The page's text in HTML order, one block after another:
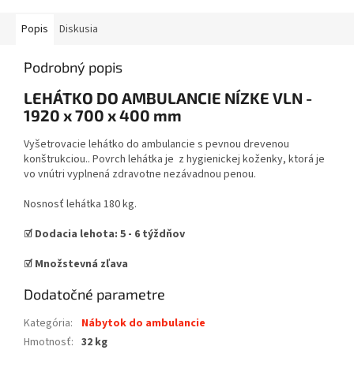
Popis Diskusia
Podrobný popis
LEHÁTKO DO AMBULANCIE NÍZKE VLN -
1920 x 700 x 400 mm
Vyšetrovacie lehátko do ambulancie s pevnou drevenou
konštrukciou.. Povrch lehátka je z hygienickej koženky, ktorá je
vo vnútri vyplnená zdravotne nezávadnou penou.
Nosnosť lehátka 180 kg.
☑️ Dodacia lehota: 5 - 6 týždňov
☑️ Množstevná zľava
Dodatočné parametre
Kategória:
Nábytok do ambulancie
Hmotnosť: 32 kg